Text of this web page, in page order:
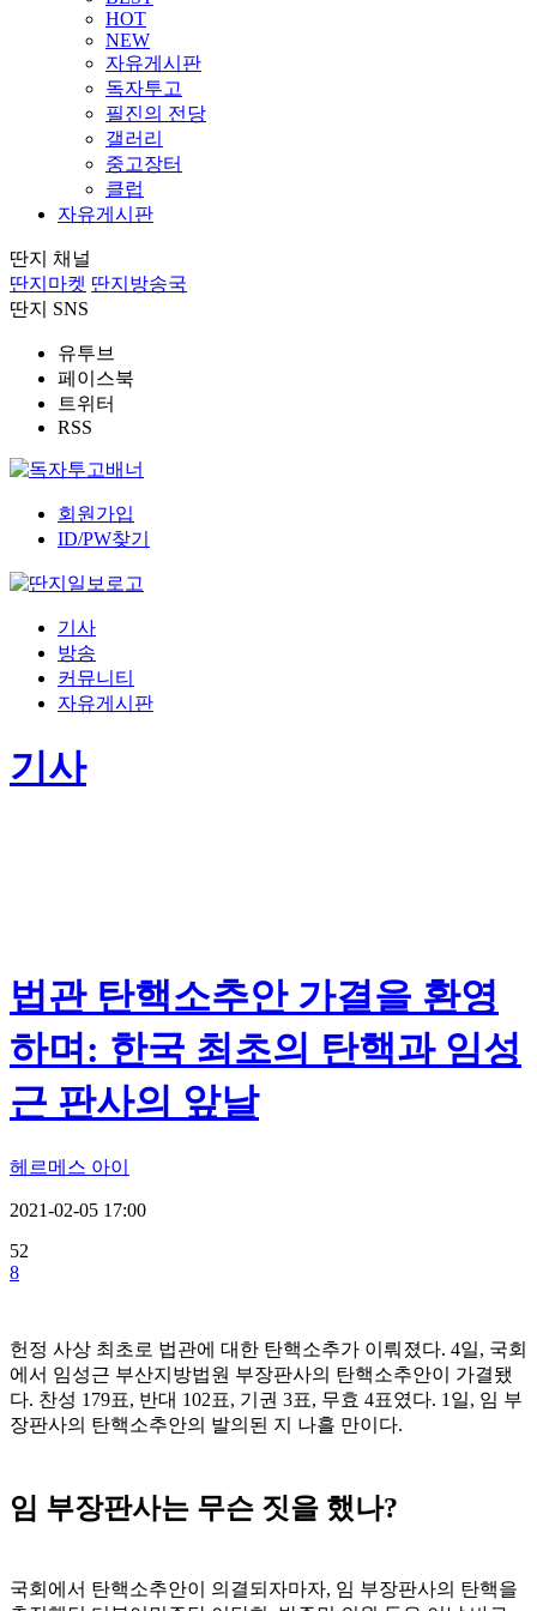
HOT
NEW
자유게시판
독자투고
필진의 전당
갤러리
중고장터
클럽
자유게시판
딴지 채널
딴지마켓 딴지방송국
딴지 SNS
유투브
페이스북
트위터
RSS
회원가입
ID/PW찾기
기사
방송
커뮤니티
자유게시판
기사
법관 탄핵소추안 가결을 환영
하며: 한국 최초의 탄핵과 임성
근 판사의 앞날
헤르메스 아이
2021-02-05 17:00
52
8
헌정 사상 최초로 법관에 대한 탄핵소추가 이뤄졌다. 4일, 국회
에서 임성근 부산지방법원 부장판사의 탄핵소추안이 가결됐
다. 찬성 179표, 반대 102표, 기권 3표, 무효 4표였다. 1일, 임 부
장판사의 탄핵소추안의 발의된 지 나흘 만이다.
임 부장판사는 무슨 짓을 했나?
국회에서 탄핵소추안이 의결되자마자, 임 부장판사의 탄핵을